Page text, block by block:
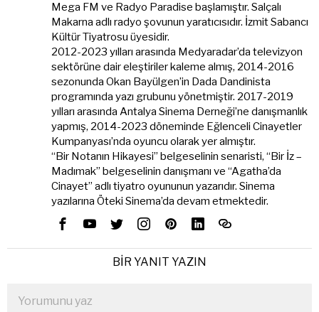
Mega FM ve Radyo Paradise başlamıştır. Salçalı
Makarna adlı radyo şovunun yaratıcısıdır. İzmit Sabancı
Kültür Tiyatrosu üyesidir.
2012-2023 yılları arasında Medyaradar’da televizyon
sektörüne dair eleştiriler kaleme almış, 2014-2016
sezonunda Okan Bayülgen’in Dada Dandinista
programında yazı grubunu yönetmiştir. 2017-2019
yılları arasında Antalya Sinema Derneği’ne danışmanlık
yapmış, 2014-2023 döneminde Eğlenceli Cinayetler
Kumpanyası’nda oyuncu olarak yer almıştır.
“Bir Notanın Hikayesi” belgeselinin senaristi, “Bir İz –
Madımak” belgeselinin danışmanı ve “Agatha’da
Cinayet” adlı tiyatro oyununun yazarıdır. Sinema
yazılarına Öteki Sinema’da devam etmektedir.
BIR YANIT YAZIN